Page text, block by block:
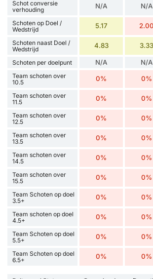
Schot conversie
verhouding
N/A N/A
Schoten op Doel /
Wedstrijd
5.17 2.00
Schoten naast Doel /
Wedstrijd
4.83 3.33
Schoten per doelpunt N/A N/A
Team schoten over
10.5
0% 0%
Team schoten over
11.5
0% 0%
Team schoten over
12.5
0% 0%
Team schoten over
13.5
0% 0%
Team schoten over
14.5
0% 0%
Team schoten over
15.5
0% 0%
Team Schoten op doel
3.5+
0% 0%
Team schoten op doel
4.5+
0% 0%
Team Schoten op doel
5.5+
0% 0%
Team Schoten op doel
6.5+
0% 0%